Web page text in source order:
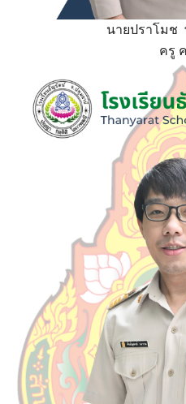
นายปราโมช
ครู